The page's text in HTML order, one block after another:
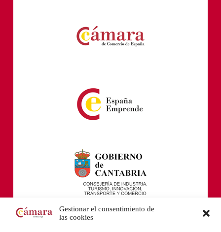
Gestionar el consentimiento de
las cookies